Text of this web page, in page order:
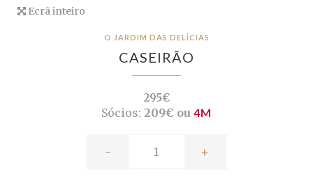
Ecrã inteiro
O JARDIM DAS DELÍCIAS
CASEIRÃO
295€
Sócios: 209€ ou 4M
- +